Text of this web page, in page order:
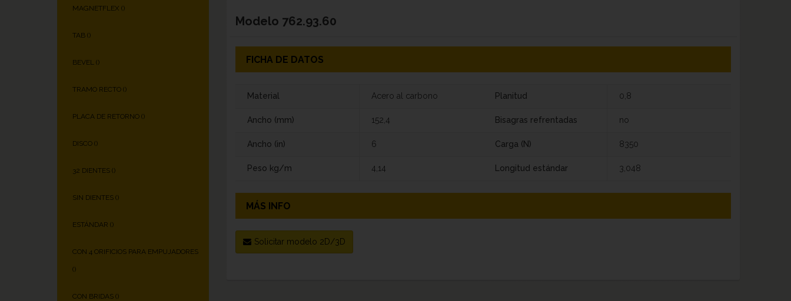
MAGNETFLEX ()
TAB ()
BEVEL ()
TRAMO RECTO ()
PLACA DE RETORNO ()
DISCO ()
32 DIENTES ()
SIN DIENTES ()
ESTÁNDAR ()
CON 4 ORIFICIOS PARA EMPUJADORES
()
CON BRIDAS ()
Modelo 762.93.60
FICHA DE DATOS
Material Acero al carbono
Ancho (mm) 152,4
Ancho (in) 6
Peso kg/m 4,14
Planitud 0,8
Bisagras refrentadas no
Carga (N) 8350
Longitud estándar 3,048
MÁS INFO
Solicitar modelo 2D/3D